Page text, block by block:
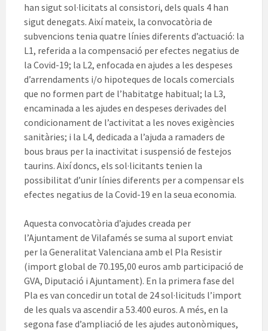
han sigut sol·licitats al consistori, dels quals 4 han
sigut denegats. Així mateix, la convocatòria de
subvencions tenia quatre línies diferents d’actuació: la
L1, referida a la compensació per efectes negatius de
la Covid-19; la L2, enfocada en ajudes a les despeses
d’arrendaments i/o hipoteques de locals comercials
que no formen part de l’habitatge habitual; la L3,
encaminada a les ajudes en despeses derivades del
condicionament de l’activitat a les noves exigències
sanitàries; i la L4, dedicada a l’ajuda a ramaders de
bous braus per la inactivitat i suspensió de festejos
taurins. Així doncs, els sol·licitants tenien la
possibilitat d’unir línies diferents per a compensar els
efectes negatius de la Covid-19 en la seua economia.
Aquesta convocatòria d’ajudes creada per
l’Ajuntament de Vilafamés se suma al suport enviat
per la Generalitat Valenciana amb el Pla Resistir
(import global de 70.195,00 euros amb participació de
GVA, Diputació i Ajuntament). En la primera fase del
Pla es van concedir un total de 24 sol·licituds l’import
de les quals va ascendir a 53.400 euros. A més, en la
segona fase d’ampliació de les ajudes autonòmiques,